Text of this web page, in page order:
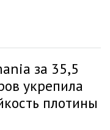
за 35,5
укрепила
плотины